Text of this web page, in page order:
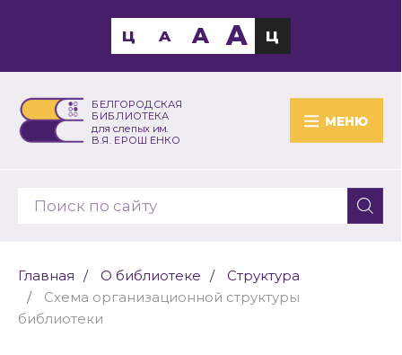
БЕЛГОРОДСКАЯ
БИБЛИОТЕКА
для слепых им.
В.Я. ЕРОШЕНКО
МЕНЮ
Ц A A A Ц
Главная О библиотеке
Структура
Схема организационной структуры
библиотеки